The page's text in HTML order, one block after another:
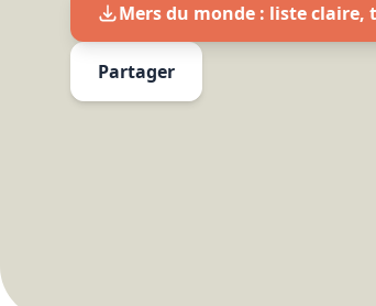
Mers du monde : liste claire,
Partager